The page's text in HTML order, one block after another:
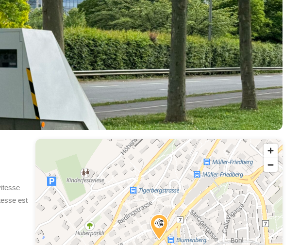
est